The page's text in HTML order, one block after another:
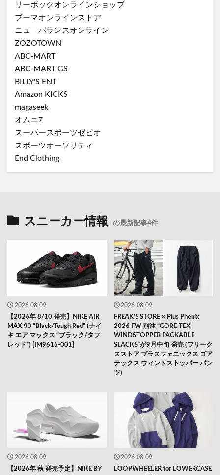
リーボックオンラインショップ
プーマオンラインストア
ニューバランスオンライン
ZOZOTOWN
ABC-MART
ABC-MART GS
BILLY'S ENT
Amazon KICKS
magaseek
オムニ7
スーパースポーツゼビオ
スポーツオーソリティ
End Clothing
スニーカー情報 の最新記事4件
2026-08-09
【2026年 8/10 発売】NIKE AIR
MAX 90 “Black/Tough Red” (ナイ
キ エア マックス “ブラック/タフ
レッド”) [IM9616-001]
2026-08-09
FREAK’S STORE × Plus Phenix
2026 FW 別注 “GORE-TEX
WINDSTOPPER PACKABLE
SLACKS”が9月中旬 発売 (フリーク
スストア プラスフェニックス ゴア
テックス ウィンドストッパー パン
ツ)
2026-08-09
【2026年 秋 発売予定】NIKE BY
2026-08-09
LOOPWHEELER for LOWERCASE